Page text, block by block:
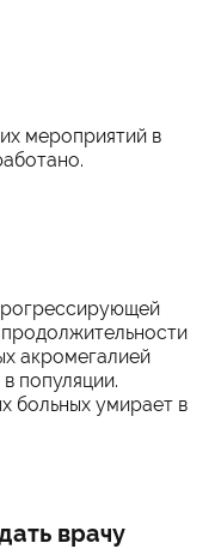
мероприятий в
акромегалией
популяции.
больных умирает в
врачу